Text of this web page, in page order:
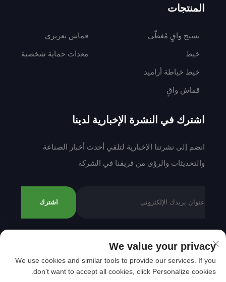
المنتجات
نسيج واقٍ مُغطّى
خيط
خيط خياطة أراميد
قماش واقٍ
قماش تعزيزي
معدات حماية شخصية
اشترك في النشرة الإخبارية لدينا
انضم إلى نشرتنا الإخبارية لتلقي أحدث أخبار الصناعة
والتحديثات والرؤى من فريقنا في الشركة
اشترك
حقوق النشر © 2025 بواسطة شركة شانتو مينغدا للنسيج
المحدودة.سياسة الخصوصية
We value your privacy
We use cookies and similar tools to provide our services. If you
don't want to accept all cookies, click Personalize cookies.